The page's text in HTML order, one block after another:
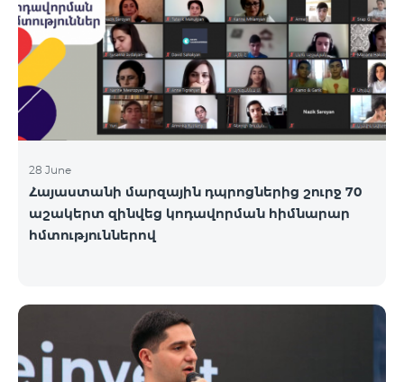
28 June
Հայաստանի մարզային դպրոցներից շուրջ 70
աշակերտ զինվեց կոդավորման հիմնարար
հմտություններով